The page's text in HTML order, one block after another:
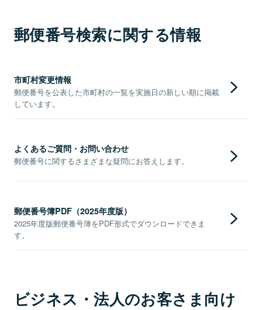
郵便番号検索に関する情報
市町村変更情報
郵便番号を公表した市町村の一覧を実施日の新しい順に掲載
しています。
よくあるご質問・お問い合わせ
郵便番号に関するさまざまな疑問にお答えします。
郵便番号簿PDF（2025年度版）
2025年度版郵便番号簿をPDF形式でダウンロードできま
す。
ビジネス・法人のお客さま向け